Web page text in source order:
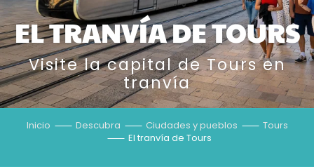
EL TRANVÍA DE TOURS
Visite la capital de Tours en
tranvía
Inicio Descubra Ciudades y pueblos
Tours
El tranvía de Tours